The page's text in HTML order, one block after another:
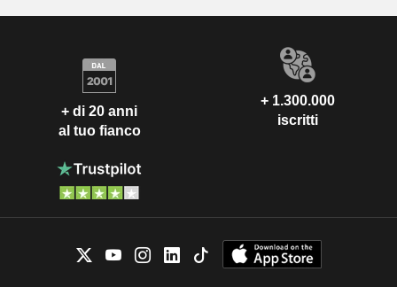
+ di 20 anni
al tuo fianco
+ 1.300.000
iscritti